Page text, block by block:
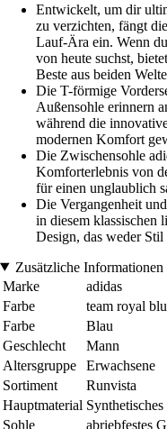
Entwickelt, um dir
zu verzichten, fängt
Lauf-Ära ein. Wenn
von heute suchst,
Beste aus beiden
Die T-förmige
Außensohle erinnern
während die
modernen Komfort
Die Zwischensohle
Komforterlebnis von
für einen unglaublich
Die Vergangenheit
in diesem klassischen
Design, das weder
Zusätzliche Informationen
Marke
adidas
Farbe
team royal
Farbe
Blau
Geschlecht
Mann
Altersgruppe
Erwachsene
Sortiment
Runvista
Hauptmaterial
Sohle
abriebfestes